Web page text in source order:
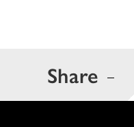
Share